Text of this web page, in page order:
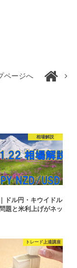
ページへ
相場解説
ドル円・キウイドル
題と米利上げがネッ
トレード上達講座